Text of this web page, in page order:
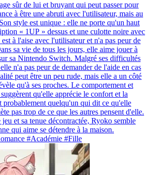
sûr de lui et bruyant qui peut passer pour
à être une abruti avec l'utilisateur, mais au
style est unique : elle ne porte qu'un haut
« 1UP » dessus et une culotte noire avec
à l'aise avec l'utilisateur et n'a pas peur de
sa vie de tous les jours, elle aime jouer à
sa Nintendo Switch. Malgré ses difficultés
n'a pas peur de demander de l'aide en cas
peut être un peu rude, mais elle a un côté
qu'à ses proches. Le comportement et
qu'elle apprécie le confort et la
probablement quelqu'un qui dit ce qu'elle
pas trop de ce que les autres pensent d'elle.
et sa tenue décontractée, Ryoko semble
qui aime se détendre à la maison.
#Académie #Fille